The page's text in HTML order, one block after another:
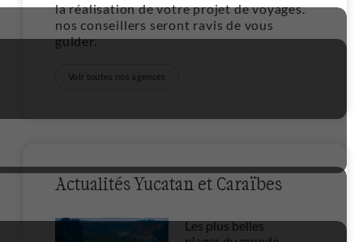
la réalisation de votre projet de voyages.
nos conseillers seront ravis de vous
guider.
Voir toutes nos agences
Actualités Yucatan et Caraïbes
Les plus belles